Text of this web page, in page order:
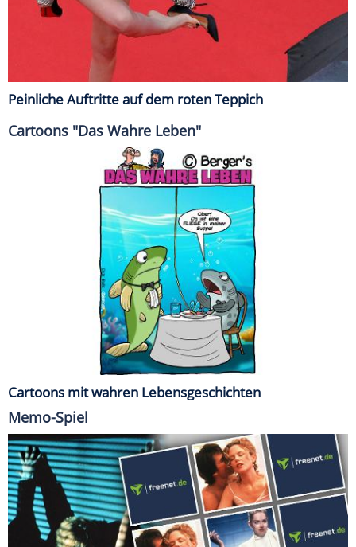
Peinliche Auftritte auf dem roten Teppich
Cartoons "Das Wahre Leben"
Cartoons mit wahren Lebensgeschichten
Memo-Spiel